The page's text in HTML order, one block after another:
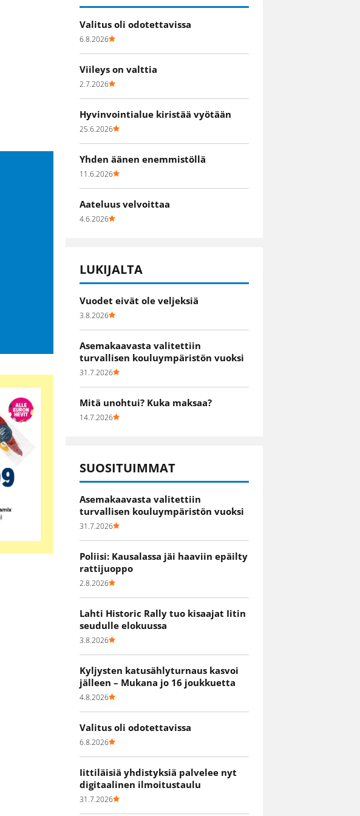
Valitus oli odotettavissa
6.8.2026
Viileys on valttia
2.7.2026
Hyvinvointialue kiristää vyötään
25.6.2026
Yhden äänen enemmistöllä
11.6.2026
Aateluus velvoittaa
4.6.2026
LUKIJALTA
Vuodet eivät ole veljeksiä
3.8.2026
Asemakaavasta valitettiin
turvallisen kouluympäristön vuoksi
31.7.2026
Mitä unohtui? Kuka maksaa?
14.7.2026
SUOSITUIMMAT
Asemakaavasta valitettiin
turvallisen kouluympäristön vuoksi
31.7.2026
Poliisi: Kausalassa jäi haaviin epäilty
rattijuoppo
2.8.2026
Lahti Historic Rally tuo kisaajat Iitin
seudulle elokuussa
3.8.2026
Kyljysten katusählyturnaus kasvoi
jälleen – Mukana jo 16 joukkuetta
4.8.2026
Valitus oli odotettavissa
6.8.2026
Iittiläisiä yhdistyksiä palvelee nyt
digitaalinen ilmoitustaulu
31.7.2026